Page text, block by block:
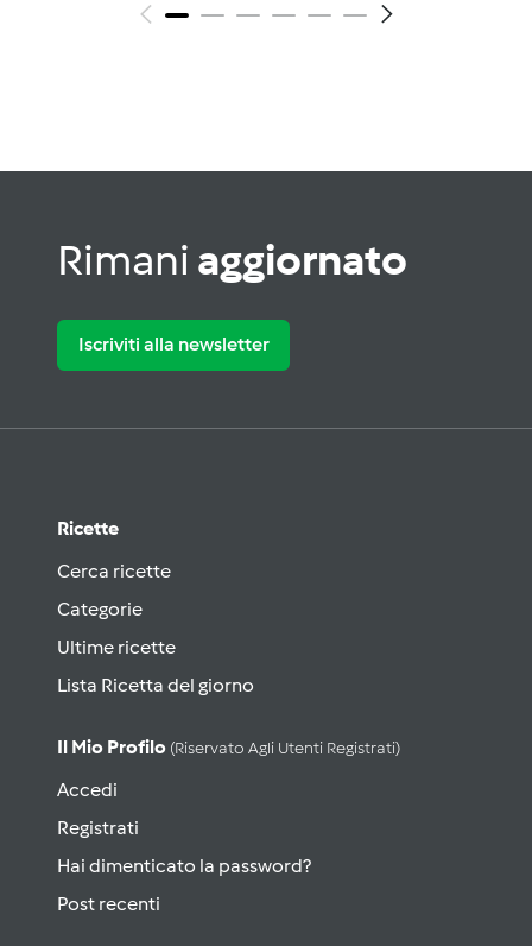
Rimani aggiornato
Iscriviti alla newsletter
Ricette
Cerca ricette
Categorie
Ultime ricette
Lista Ricetta del giorno
Il Mio Profilo (riservato Agli Utenti Registrati)
Accedi
Registrati
Hai dimenticato la password?
Post recenti